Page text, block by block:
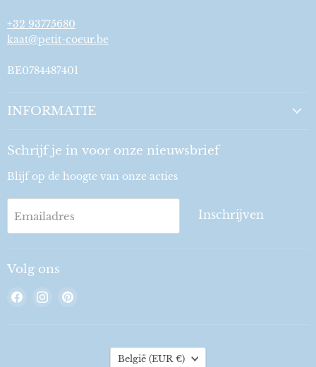
+32 93775680
kaat@petit-coeur.be
BE0784487401
INFORMATIE
Schrijf je in voor onze nieuwsbrief
Blijf op de hoogte van onze acties
Emailadres Inschrijven
Volg ons
Vind
Vind
Land
België (EUR €)